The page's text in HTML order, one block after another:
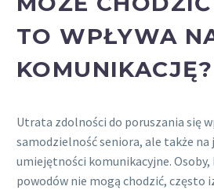
TO WPŁYWA
KOMUNIKACJĘ?
Utrata zdolności do poruszania się
samodzielność seniora, ale także na
umiejętności komunikacyjne.
powodów nie mogą chodzić, często